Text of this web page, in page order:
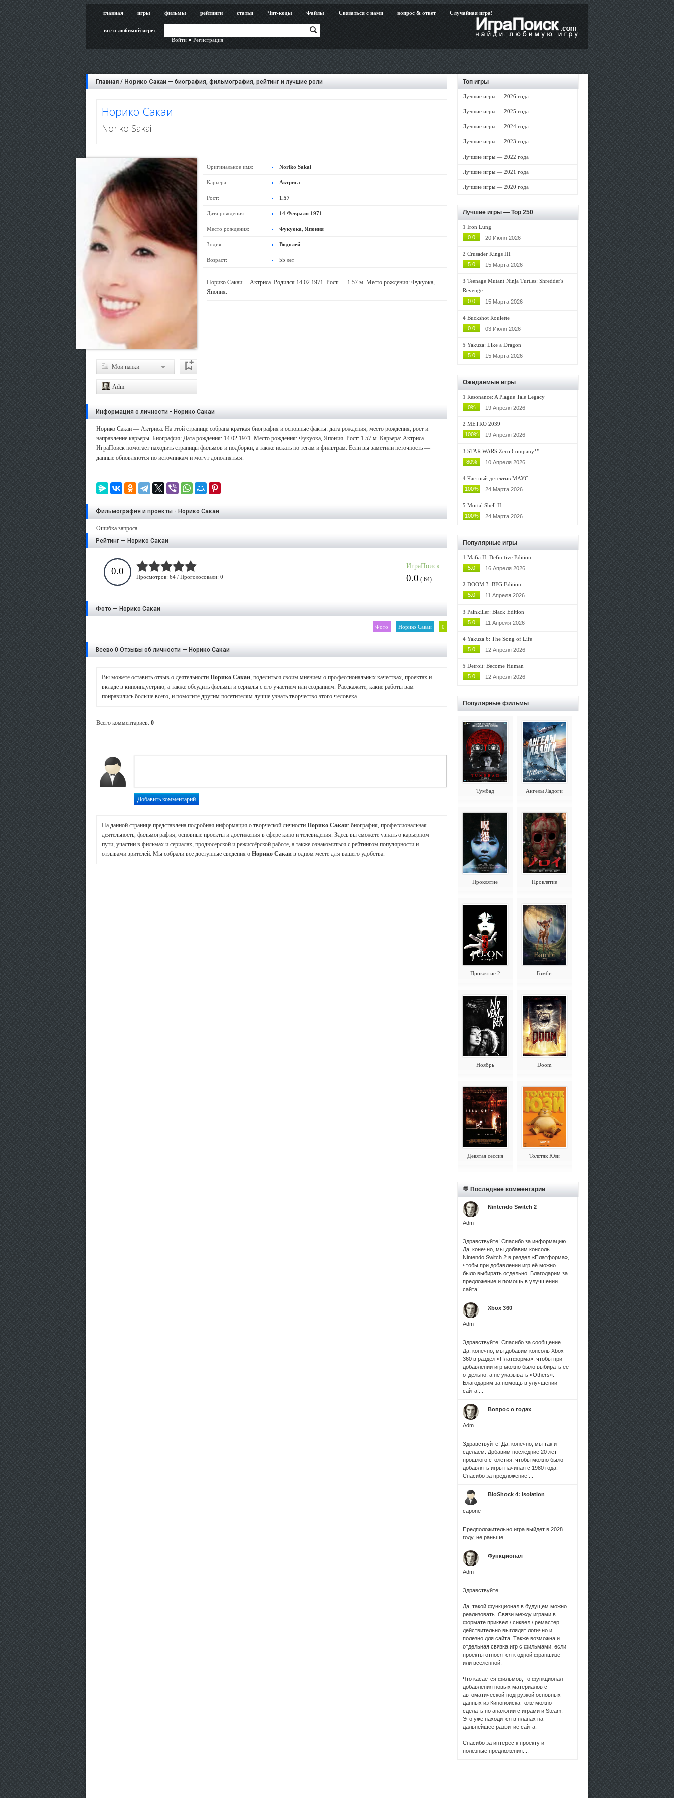
главная игры фильмы рейтинги статьи Чит-коды Файлы Связаться с нами вопрос & ответ Случайная игра!
всё о любимой игре:
Войти
Регистрация
Главная / Норико Сакаи — биография, фильмография, рейтинг и лучшие роли
Норико Сакаи
Noriko Sakai
Мои папки
Adm
Оригинальное имя: Noriko Sakai
Карьера: Актриса
Рост: 1.57
Дата рождения: 14 Февраля 1971
Место рождения: Фукуока, Япония
Зодия: Водолей
Возраст: 55 лет
Норико Сакаи— Актриса. Родился 14.02.1971. Рост — 1.57 м. Место рождения: Фукуока,
Япония.
Информация о личности - Норико Сакаи
Норико Сакаи — Актриса. На этой странице собрана краткая биография и основные факты: дата рождения, место рождения, рост и
направление карьеры. Биография: Дата рождения: 14.02.1971. Место рождения: Фукуока, Япония. Рост: 1.57 м. Карьера: Актриса.
ИграПоиск помогает находить страницы фильмов и подборки, а также искать по тегам и фильтрам. Если вы заметили неточность —
данные обновляются по источникам и могут дополняться.
Фильмография и проекты - Норико Сакаи
Ошибка запроса
Рейтинг — Норико Сакаи
0.0
Просмотров: 64 / Проголосовали: 0
ИграПоиск
0.0 ( 64)
Фото — Норико Сакаи
0
Норико Сакаи
Фото
Всево 0 Отзывы об личности — Норико Сакаи
Вы можете оставить отзыв о деятельности Норико Сакаи, поделиться своим мнением о профессиональных качествах, проектах и
вкладе в киноиндустрию, а также обсудить фильмы и сериалы с его участием или созданием. Расскажите, какие работы вам
понравились больше всего, и помогите другим посетителям лучше узнать творчество этого человека.
Всего комментариев: 0
На данной странице представлена подробная информация о творческой личности Норико Сакаи: биография, профессиональная
деятельность, фильмография, основные проекты и достижения в сфере кино и телевидения. Здесь вы сможете узнать о карьерном
пути, участии в фильмах и сериалах, продюсерской и режиссёрской работе, а также ознакомиться с рейтингом популярности и
отзывами зрителей. Мы собрали все доступные сведения о Норико Сакаи в одном месте для вашего удобства.
Топ игры
Лучшие игры — 2026 года
Лучшие игры — 2025 года
Лучшие игры — 2024 года
Лучшие игры — 2023 года
Лучшие игры — 2022 года
Лучшие игры — 2021 года
Лучшие игры — 2020 года
Лучшие игры — Top 250
1 Iron Lung
0.0
20 Июня 2026
2 Crusader Kings III
5.0
15 Марта 2026
3 Teenage Mutant Ninja Turtles: Shredder's
Revenge
0.0
15 Марта 2026
4 Buckshot Roulette
0.0
03 Июля 2026
5 Yakuza: Like a Dragon
5.0
15 Марта 2026
Ожидаемые игры
1 Resonance: A Plague Tale Legacy
0%
19 Апреля 2026
2 METRO 2039
100%
19 Апреля 2026
3 STAR WARS Zero Company™
80%
10 Апреля 2026
4 Частный детектив МАУС
100%
24 Марта 2026
5 Mortal Shell II
100%
24 Марта 2026
Популярные игры
1 Mafia II: Definitive Edition
5.0
16 Апреля 2026
2 DOOM 3: BFG Edition
5.0
11 Апреля 2026
3 Painkiller: Black Edition
5.0
11 Апреля 2026
4 Yakuza 6: The Song of Life
5.0
12 Апреля 2026
5 Detroit: Become Human
5.0
12 Апреля 2026
Популярные фильмы
Тумбад Ангелы Ладоги
Проклятие Проклятие
Проклятие 2 Бэмби
Ноябрь Doom
Девятая сессия Толстяк Юзи
💬 Последние комментарии
Adm
Nintendo Switch 2
Здравствуйте! Спасибо за информацию.
Да, конечно, мы добавим консоль
Nintendo Switch 2 в раздел «Платформа»,
чтобы при добавлении игр её можно
было выбирать отдельно. Благодарим за
предложение и помощь в улучшении
сайта!...
Adm
Xbox 360
Здравствуйте! Спасибо за сообщение.
Да, конечно, мы добавим консоль Xbox
360 в раздел «Платформа», чтобы при
добавлении игр можно было выбирать её
отдельно, а не указывать «Others».
Благодарим за помощь в улучшении
сайта!...
Adm
Вопрос о годах
Здравствуйте! Да, конечно, мы так и
сделаем. Добавим последние 20 лет
прошлого столетия, чтобы можно было
добавлять игры начиная с 1980 года.
Спасибо за предложение!...
capone
BioShock 4: Isolation
Предположительно игра выйдет в 2028
году, не раньше....
Adm
Функционал
Здравствуйте.
Да, такой функционал в будущем можно
реализовать. Связи между играми в
формате приквел / сиквел / ремастер
действительно выглядят логично и
полезно для сайта. Также возможна и
отдельная связка игр с фильмами, если
проекты относятся к одной франшизе
или вселенной.
Что касается фильмов, то функционал
добавления новых материалов с
автоматической подгрузкой основных
данных из Кинопоиска тоже можно
сделать по аналогии с играми и Steam.
Это уже находится в планах на
дальнейшее развитие сайта.
Спасибо за интерес к проекту и
полезные предложения....